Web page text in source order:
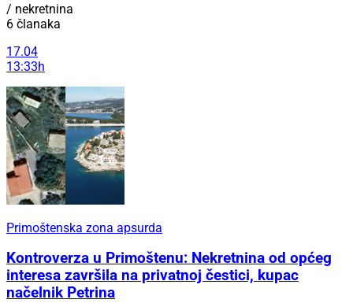
/ nekretnina
6 članaka
17.04
13:33h
Primoštenska zona apsurda
Kontroverza u Primoštenu: Nekretnina od općeg
interesa završila na privatnoj čestici, kupac
načelnik Petrina